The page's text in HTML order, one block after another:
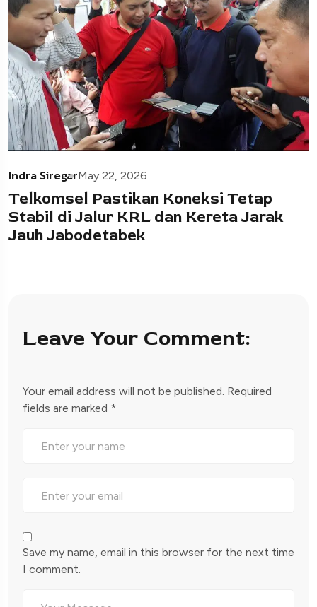
Indra SiregarMay 22, 2026
Telkomsel Pastikan Koneksi Tetap
Stabil di Jalur KRL dan Kereta Jarak
Jauh Jabodetabek
Leave Your Comment:
Your email address will not be published. Required
fields are marked *
Save my name, email in this browser for the next time
I comment.